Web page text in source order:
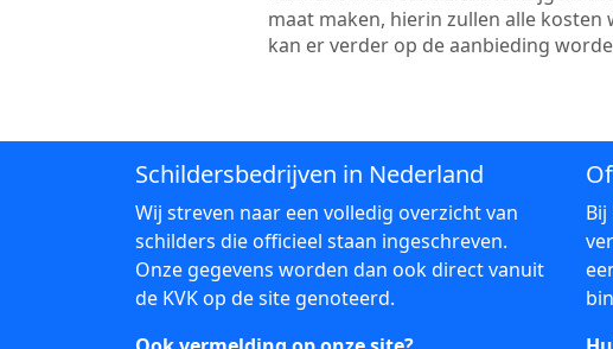
maat maken, hierin zullen alle
kan er verder op de aanbieding
Schildersbedrijven in Nederland
Wij streven naar een volledig overzicht van
schilders die officieel staan ingeschreven.
Onze gegevens worden dan ook direct vanuit
de KVK op de site genoteerd.